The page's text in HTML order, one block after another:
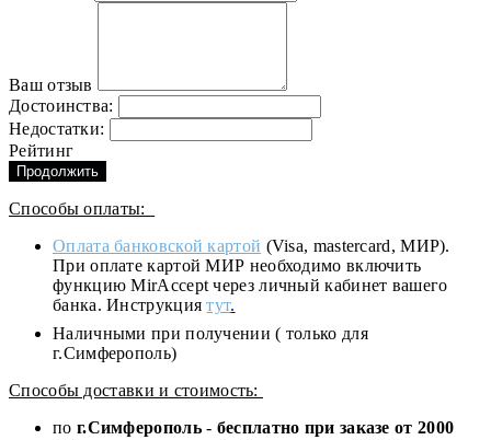
Ваш отзыв
Достоинства:
Недостатки:
Рейтинг
Продолжить
Способы оплаты:
Оплата банковской картой (Visa, mastercard, МИР).
При оплате картой МИР необходимо включить
функцию MirAccept через личный кабинет вашего
банка. Инструкциятут.
Наличными при получении ( только для
г.Симферополь)
Способы доставки и стоимость:
по г.Симферополь- бесплатно при заказе от 2000